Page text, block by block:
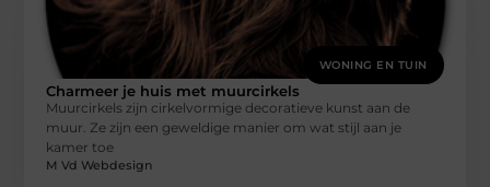
WONING EN TUIN
Charmeer je huis met muurcirkels
Muurcirkels zijn cirkelvormige decoratieve kunst aan de
muur. Ze zijn een geweldige manier om wat stijl aan je
kamer toe
M Vd Webdesign